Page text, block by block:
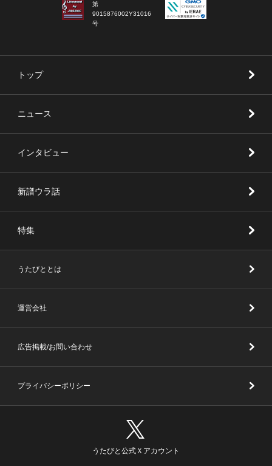
第
9015876002Y31016
号
トップ
ニュース
インタビュー
新譜ウラ話
特集
うたびととは
運営会社
広告掲載/お問い合わせ
プライバシーポリシー
うたびと公式Ｘアカウント